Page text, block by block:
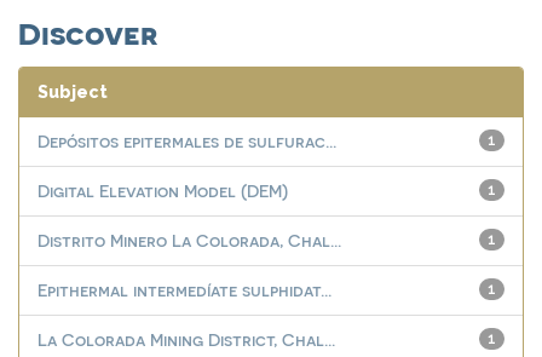
Discover
Subject
1
Depósitos epitermales de sulfurac...
1
Digital Elevation Model (DEM)
1
Distrito Minero La Colorada, Chal...
1
Epithermal intermedíate sulphidat...
1
La Colorada Mining District, Chal...